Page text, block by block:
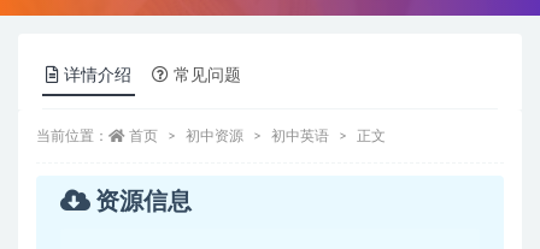
详情介绍 常见问题
当前位置： 首页 初中资源 初中英语 正文
资源信息